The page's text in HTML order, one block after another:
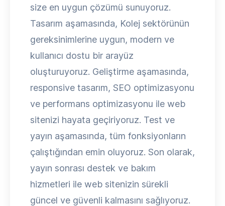
size en uygun çözümü sunuyoruz.
Tasarım aşamasında, Kolej sektörünün
gereksinimlerine uygun, modern ve
kullanıcı dostu bir arayüz
oluşturuyoruz. Geliştirme aşamasında,
responsive tasarım, SEO optimizasyonu
ve performans optimizasyonu ile web
sitenizi hayata geçiriyoruz. Test ve
yayın aşamasında, tüm fonksiyonların
çalıştığından emin oluyoruz. Son olarak,
yayın sonrası destek ve bakım
hizmetleri ile web sitenizin sürekli
güncel ve güvenli kalmasını sağlıyoruz.